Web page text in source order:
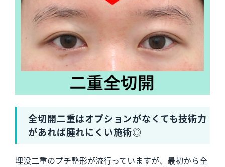
全切開二重はオプションがなくても技術力
があれば腫れにくい施術◎
埋没二重のプチ整形が流行っていますが、最初から全